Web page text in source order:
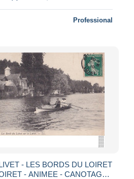
Professional
- LES BORDS DU LOIRET
- ANIMEE - CANOTAGE -